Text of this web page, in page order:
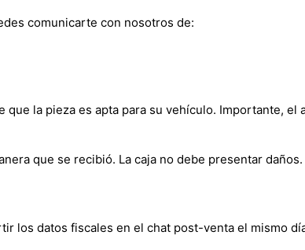
comunicarte con nosotros de:
que la pieza es apta para su vehículo. Importante,
que se recibió. La caja no debe presentar
los datos fiscales en el chat post-venta el mismo